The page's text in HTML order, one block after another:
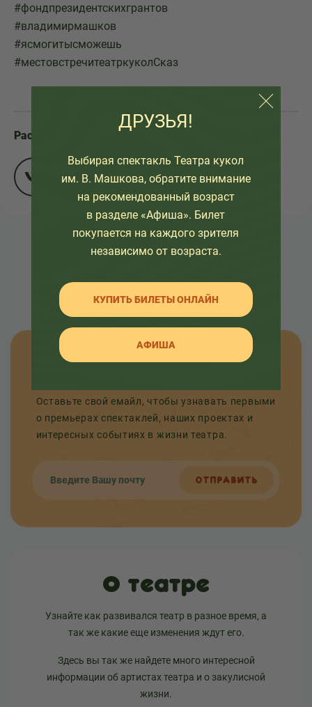
#фондпрезидентскихгрантов
#владимирмашков
#ясмогитысможешь
#местовстречитеатркуколСказ
Расскажите друзьям:
НАЗАД К СПИСКУ
Узнавайте новости
Оставьте свой емайл, чтобы узнавать первыми
о премьерах спектаклей, наших проектах и
интересных событиях в жизни театра.
ОТПРАВИТЬ
О театре
Узнайте как развивался театр в разное время, а
так же какие еще изменения ждут его.
Здесь вы так же найдете много интересной
информации об артистах театра и о закулисной
жизни.
ДРУЗЬЯ!
Выбирая спектакль Театра кукол
им. В. Машкова, обратите внимание
на рекомендованный возраст
в разделе «Афиша». Билет
покупается на каждого зрителя
независимо от возраста.
КУПИТЬ БИЛЕТЫ ОНЛАЙН
АФИША